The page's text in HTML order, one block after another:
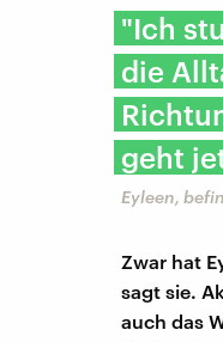
"Ich
die
geht
Eyleen,
Zwar hat
sagt sie.
auch das